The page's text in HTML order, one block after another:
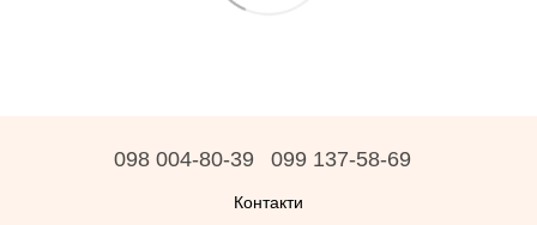
098 004-80-39 099 137-58-69
Контакти